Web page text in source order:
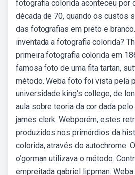
fotografia colorida aconteceu por
década de 70, quando os custos
das fotografias em preto e
inventada a fotografia colorida?
primeira fotografia colorida em
famosa foto de uma fita tartan,
método. Weba foto foi vista pela
universidade king's college, de
aula sobre teoria da cor dada
james clerk. Webporém, estes
produzidos nos primórdios da
colorida, através do autochrome.
o’gorman utilizava o método.
empreitada gabriel lippman.